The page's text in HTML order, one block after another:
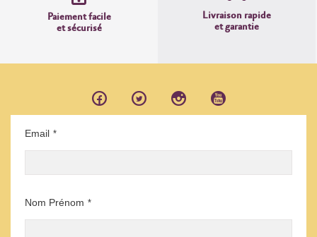
Paiement facile
et sécurisé
Livraison rapide
et garantie
Email *
Nom Prénom *